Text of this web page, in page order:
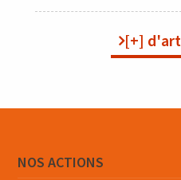
[+]
NOS ACTIONS